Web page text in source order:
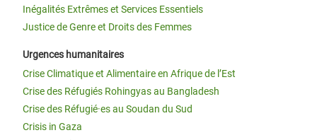
Inégalités Extrêmes et Services Essentiels
Justice de Genre et Droits des Femmes
Urgences humanitaires
Crise Climatique et Alimentaire en Afrique de l’Est
Crise des Réfugiés Rohingyas au Bangladesh
Crise des Réfugié·es au Soudan du Sud
Crisis in Gaza